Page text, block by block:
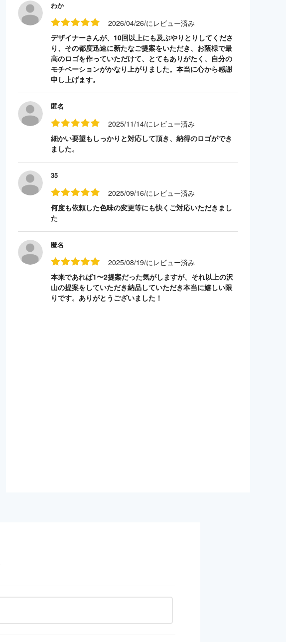
わか
2026/04/26/にレビュー済み
デザイナーさんが、10回以上にも及ぶやりとりしてくださ
り、その都度迅速に新たなご提案をいただき、お蔭様で最
高のロゴを作っていただけて、とてもありがたく、自分の
モチベーションがかなり上がりました。本当に心から感謝
申し上げます。
匿名
2025/11/14/にレビュー済み
細かい要望もしっかりと対応して頂き、納得のロゴができ
ました。
35
2025/09/16/にレビュー済み
何度も依頼した色味の変更等にも快くご対応いただきまし
た
匿名
2025/08/19/にレビュー済み
本来であれば1〜2提案だった気がしますが、それ以上の沢
山の提案をしていただき納品していただき本当に嬉しい限
りです。ありがとうございました！